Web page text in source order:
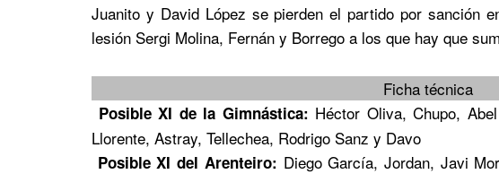
Juanito y David López se pierden el partido por sanción
lesión Sergi Molina, Fernán y Borrego a los que hay que
Ficha técnica
Posible XI de la Gimnástica: Héctor Oliva, Chupo,
Llorente, Astray, Tellechea, Rodrigo Sanz y Davo
Posible XI del Arenteiro: Diego García, Jordan, Javi